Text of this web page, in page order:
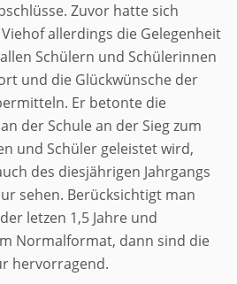
Zuvor hatte sich
allerdings die Gelegenheit
Schülern und Schülerinnen
und die Glückwünsche der
Er betonte die
der Schule an der Sieg zum
und Schüler geleistet wird,
des diesjährigen Jahrgangs
sehen. Berücksichtigt man
letzen 1,5 Jahre und
Normalformat, dann sind die
hervorragend.